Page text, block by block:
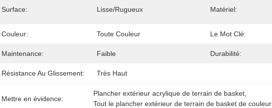
Surface: Lisse/rugueux Matériel:
Couleur: Toute Couleur Le Mot Clé:
Maintenance: Faible Durabilité:
Résistance Au Glissement: Très Haut
Mettre en évidence:
Plancher extérieur acrylique de terrain de basket
Tout le plancher extérieur de terrain de basket de couleur